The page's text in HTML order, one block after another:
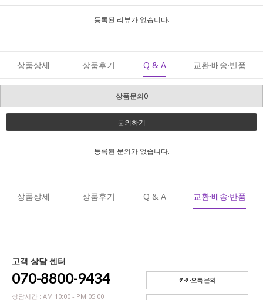
등록된 리뷰가 없습니다.
상품상세 상품후기 Q & A 교환·배송·반품
상품문의0
문의하기
등록된 문의가 없습니다.
상품상세 상품후기 Q & A 교환·배송·반품
고객 상담 센터
070-8800-9434
상담시간 : AM 10:00 - PM 05:00
카카오톡 문의